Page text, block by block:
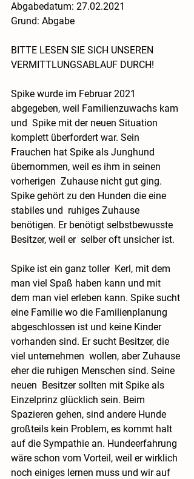
​Abgabedatum: 27.02.2021
​Grund: Abgabe
BITTE LESEN SIE SICH UNSEREN
VERMITTLUNGSABLAUF DURCH!
Spike wurde im Februar 2021
abgegeben, weil Familienzuwachs kam
und  Spike mit der neuen Situation
komplett überfordert war. Sein
Frauchen hat Spike als Junghund
übernommen, weil es ihm in seinen
vorherigen  Zuhause nicht gut ging.
Spike gehört zu den Hunden die eine
stabiles und  ruhiges Zuhause
benötigen. Er benötigt selbstbewusste
Besitzer, weil er  selber oft unsicher ist.
Spike ist ein ganz toller  Kerl, mit dem
man viel Spaß haben kann und mit
dem man viel erleben kann. Spike sucht
eine Familie wo die Familienplanung
abgeschlossen ist und keine Kinder
vorhanden sind. Er sucht Besitzer, die
viel unternehmen  wollen, aber Zuhause
eher die ruhigen Menschen sind. Seine
neuen  Besitzer sollten mit Spike als
Einzelprinz glücklich sein. Beim
Spazieren gehen, sind andere Hunde
großteils kein Problem, es kommt halt
auf die Sympathie an. Hundeerfahrung
wäre schon vom Vorteil, weil er wirklich
noch einiges lernen muss und wir auf